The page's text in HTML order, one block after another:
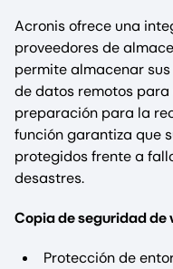
Acronis ofrece una
proveedores de
permite almacenar
de datos remotos
preparación para la
función garantiza que
protegidos frente a
desastres.
Copia de seguridad de
Protección de